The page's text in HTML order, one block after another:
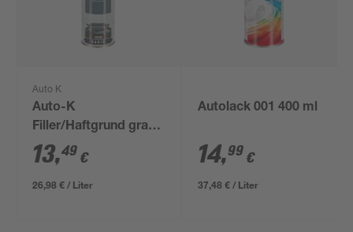
Auto K
Auto-K
Filler/Haftgrund grau
500 ml
13,49 €
26,98 € / Liter
Autolack 001 400 ml
14,99 €
37,48 € / Liter